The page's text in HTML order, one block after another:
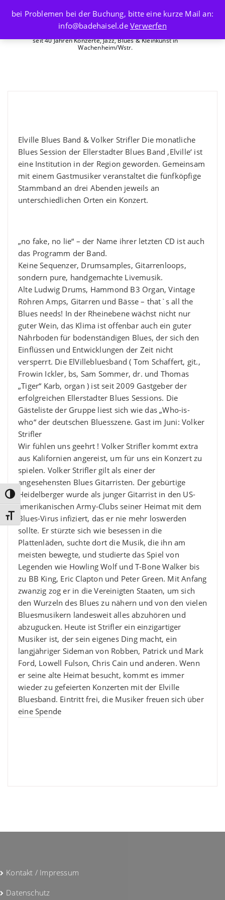
Umschalten auf hohe Kontraste
Schrift vergrößern
seit 40 Jahren Konzerte, Jazz, Blues & Kleinkunst in
Wachenheim/Wstr.
Elville Blues Band & Volker Strifler Die monatliche
Blues Session der Ellerstadter Blues Band ‚Elville‘ ist
eine Institution in der Region geworden. Gemeinsam
mit einem Gastmusiker veranstaltet die fünfköpfige
Stammband an drei Abenden jeweils an
unterschiedlichen Orten ein Konzert.
„no fake, no lie“ – der Name ihrer letzten CD ist auch
das Programm der Band.
Keine Sequenzer, Drumsamples, Gitarrenloops,
sondern pure, handgemachte Livemusik.
Alte Ludwig Drums, Hammond B3 Organ, Vintage
Röhren Amps, Gitarren und Bässe – that`s all the
Blues needs! In der Rheinebene wächst nicht nur
guter Wein, das Klima ist offenbar auch ein guter
Nährboden für bodenständigen Blues, der sich den
Einflüssen und Entwicklungen der Zeit nicht
versperrt. Die ElVillebluesband ( Tom Schaffert, git.,
Frowin Ickler, bs, Sam Sommer, dr. und Thomas
„Tiger“ Karb, organ ) ist seit 2009 Gastgeber der
erfolgreichen Ellerstadter Blues Sessions. Die
Gästeliste der Gruppe liest sich wie das „Who-is-
who“ der deutschen Bluesszene. Gast im Juni: Volker
Strifler
Wir fühlen uns geehrt ! Volker Strifler kommt extra
aus Kalifornien angereist, um für uns ein Konzert zu
spielen. Volker Strifler gilt als einer der
angesehensten Blues Gitarristen. Der gebürtige
Heidelberger wurde als junger Gitarrist in den US-
amerikanischen Army-Clubs seiner Heimat mit dem
Blues-Virus infiziert, das er nie mehr loswerden
sollte. Er stürzte sich wie besessen in die
Plattenläden, suchte dort die Musik, die ihn am
meisten bewegte, und studierte das Spiel von
Legenden wie Howling Wolf und T-Bone Walker bis
zu BB King, Eric Clapton und Peter Green. Mit Anfang
zwanzig zog er in die Vereinigten Staaten, um sich
den Wurzeln des Blues zu nähern und von den vielen
Bluesmusikern landesweit alles abzuhören und
abzugucken. Heute ist Strifler ein einzigartiger
Musiker ist, der sein eigenes Ding macht, ein
langjähriger Sideman von Robben, Patrick und Mark
Ford, Lowell Fulson, Chris Cain und anderen. Wenn
er seine alte Heimat besucht, kommt es immer
wieder zu gefeierten Konzerten mit der Elville
Bluesband. Eintritt frei, die Musiker freuen sich über
eine Spende
Kontakt / Impressum
Datenschutz
bei Problemen bei der Buchung, bitte eine kurze Mail an:
info@badehaisel.de Verwerfen